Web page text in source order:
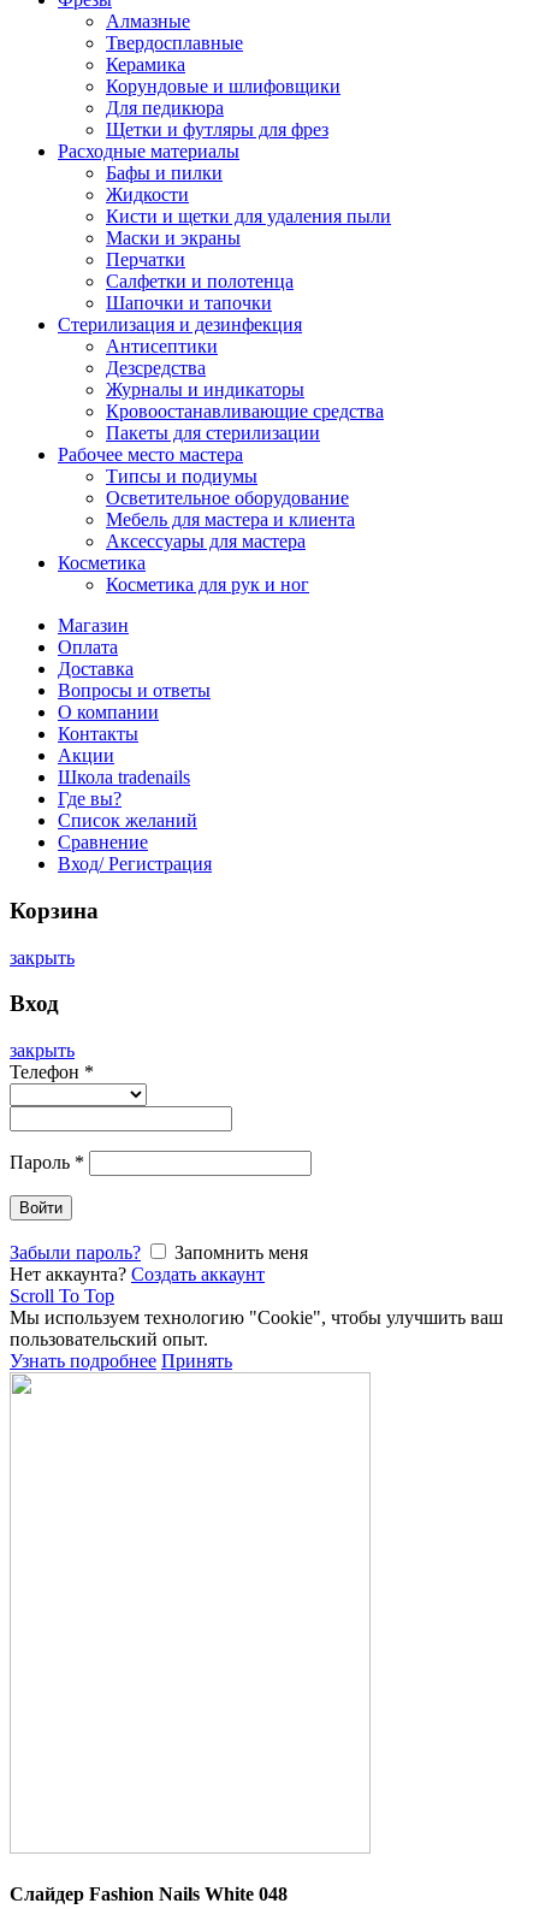
Алмазные
Твердосплавные
Керамика
Корундовые и шлифовщики
Для педикюра
Щетки и футляры для фрез
Расходные материалы
Бафы и пилки
Жидкости
Кисти и щетки для удаления пыли
Маски и экраны
Перчатки
Салфетки и полотенца
Шапочки и тапочки
Стерилизация и дезинфекция
Антисептики
Дезсредства
Журналы и индикаторы
Кровоостанавливающие средства
Пакеты для стерилизации
Рабочее место мастера
Типсы и подиумы
Осветительное оборудование
Мебель для мастера и клиента
Аксессуары для мастера
Косметика
Косметика для рук и ног
Магазин
Оплата
Доставка
Вопросы и ответы
О компании
Контакты
Акции
Школа tradenails
Где вы?
Список желаний
Сравнение
Вход/ Регистрация
Корзина
закрыть
Вход
закрыть
Телефон *
Пароль *
Войти
Забыли пароль?
Запомнить меня
Нет аккаунта? Создать аккаунт
Scroll To Top
Мы используем технологию "Cookie", чтобы улучшить ваш
пользовательский опыт.
Узнать подробнее Принять
Слайдер Fashion Nails White 048